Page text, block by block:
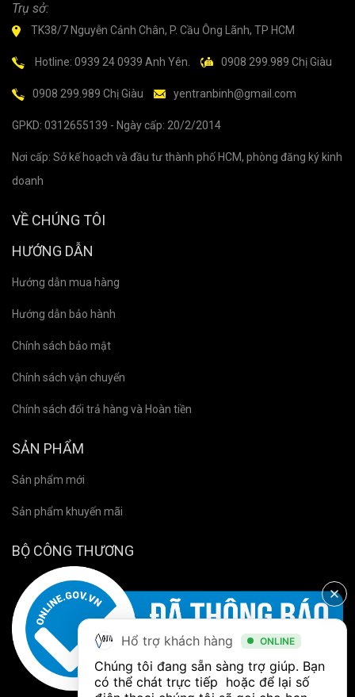
Trụ sở:
TK38/7 Nguyễn Cảnh Chân, P. Cầu Ông Lãnh, TP HCM
Hotline: 0939 24 0939 Anh Yên. 0908 299.989 Chị Giàu
0908 299.989 Chị Giàu yentranbinh@gmail.com
GPKD: 0312655139 - Ngày cấp: 20/2/2014
Nơi cấp: Sở kế hoạch và đầu tư thành phố HCM, phòng đăng ký kinh
doanh
VỀ CHÚNG TÔI
HƯỚNG DẪN
Hướng dẫn mua hàng
Hướng dẫn bảo hành
Chính sách bảo mật
Chính sách vận chuyển
Chính sách đổi trả hàng và Hoàn tiền
SẢN PHẨM
Sản phẩm mới
Sản phẩm khuyến mãi
BỘ CÔNG THƯƠNG
Hổ trợ khách hàng ONLINE
Chúng tôi đang sẵn sàng trợ giúp. Bạn
có thể chát trực tiếp  hoặc để lại số